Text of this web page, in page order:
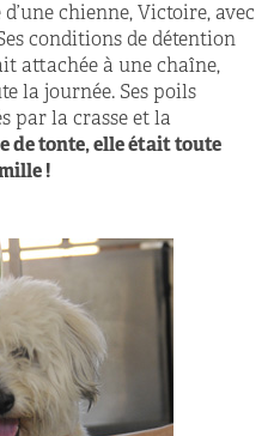
chienne, Victoire, avec
conditions de détention
attachée à une chaîne,
la journée. Ses poils
par la crasse et la
de tonte, elle était toute
!